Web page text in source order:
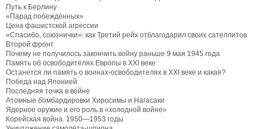
Путь к Берлину
«Парад побеждённых»
Цена фашистской агрессии
«Спасибо, союзнички»: как Третий рейх отблагодарил своих сателлитов
Второй фронт
Почему не получилось закончить войну раньше 9 мая 1945 года
Память об освободителях Европы в XXI веке
Останется ли память о воинах-освободителях в XXI веке и какая?
Победа над Японией
Последняя точка в войне
Атомные бомбардировки Хиросимы и Нагасаки
Ядерное оружие и его роль в «холодной войне»
Корейская война. 1950—1953 годы